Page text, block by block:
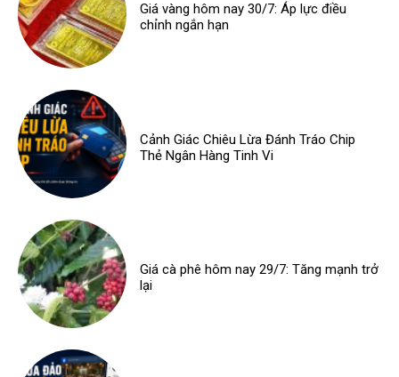
Giá vàng hôm nay 30/7: Áp lực điều
chỉnh ngắn hạn
Cảnh Giác Chiêu Lừa Đánh Tráo Chip
Thẻ Ngân Hàng Tinh Vi
Giá cà phê hôm nay 29/7: Tăng mạnh trở
lại